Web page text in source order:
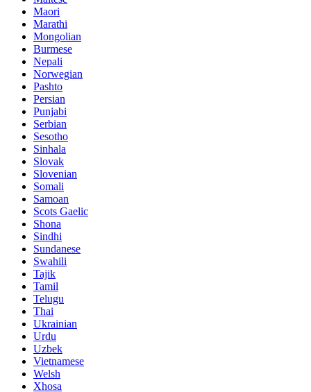
Maori
Marathi
Mongolian
Burmese
Nepali
Norwegian
Pashto
Persian
Punjabi
Serbian
Sesotho
Sinhala
Slovak
Slovenian
Somali
Samoan
Scots Gaelic
Shona
Sindhi
Sundanese
Swahili
Tajik
Tamil
Telugu
Thai
Ukrainian
Urdu
Uzbek
Vietnamese
Welsh
Xhosa